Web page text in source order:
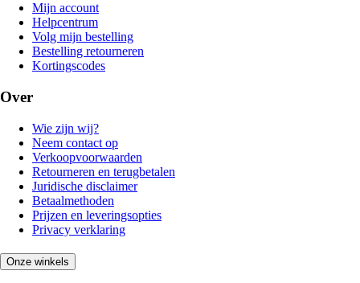
Mijn account
Helpcentrum
Volg mijn bestelling
Bestelling retourneren
Kortingscodes
Over
Wie zijn wij?
Neem contact op
Verkoopvoorwaarden
Retourneren en terugbetalen
Juridische disclaimer
Betaalmethoden
Prijzen en leveringsopties
Privacy verklaring
Onze winkels